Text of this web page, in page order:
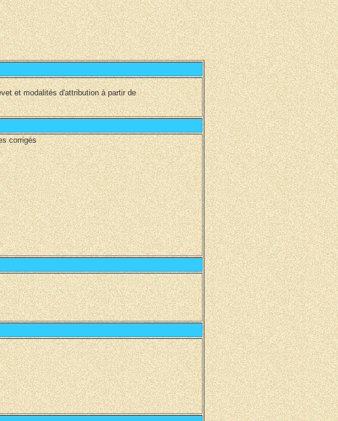
et modalités d'attribution à partir de
corrigés